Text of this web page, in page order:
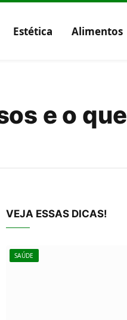
Estética Alimentos
e o que
VEJA ESSAS DICAS!
SAÚDE